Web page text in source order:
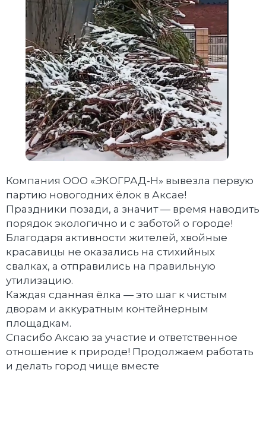
Компания ООО «ЭКОГРАД-Н» вывезла первую
партию новогодних ёлок в Аксае!
Праздники позади, а значит — время наводить
порядок экологично и с заботой о городе!
Благодаря активности жителей, хвойные
красавицы не оказались на стихийных
свалках, а отправились на правильную
утилизацию.
Каждая сданная ёлка — это шаг к чистым
дворам и аккуратным контейнерным
площадкам.
Спасибо Аксаю за участие и ответственное
отношение к природе! Продолжаем работать
и делать город чище вместе